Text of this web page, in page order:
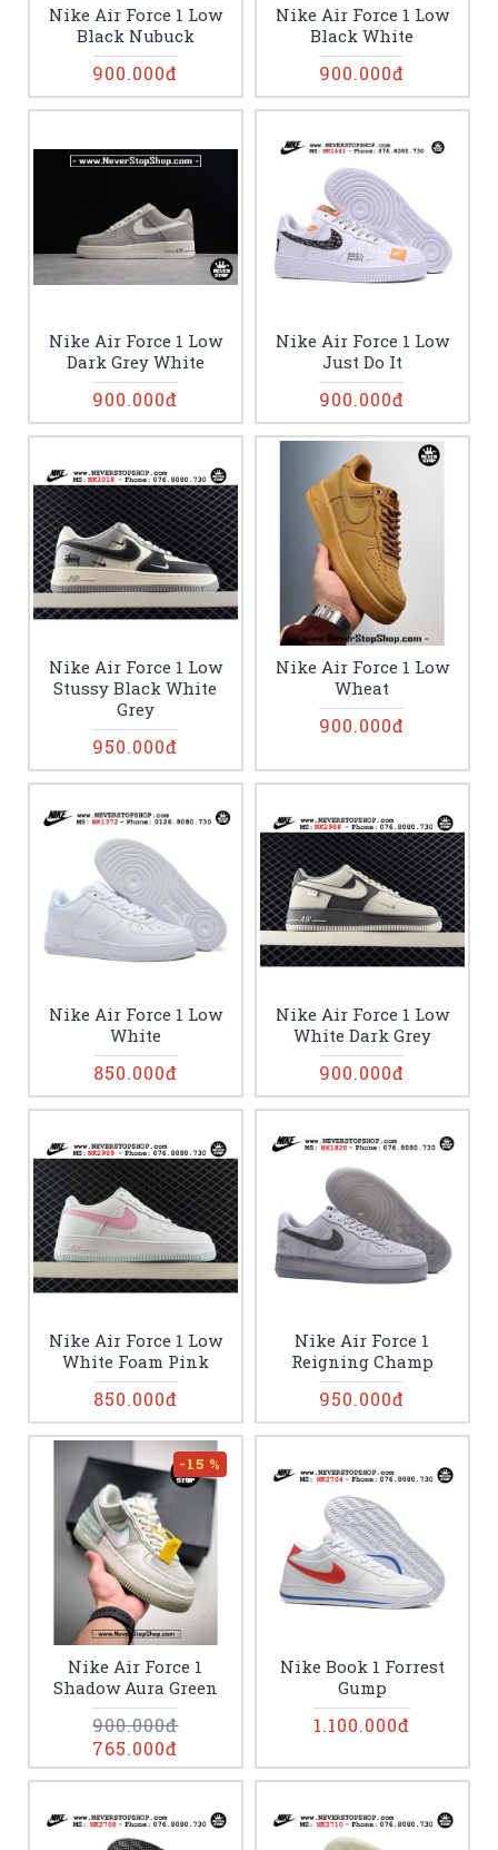
Nike Air Force 1 Low
Black Nubuck
900.000đ
Nike Air Force 1 Low
Black White
900.000đ
Nike Air Force 1 Low
Dark Grey White
900.000đ
Nike Air Force 1 Low
Just Do It
900.000đ
Nike Air Force 1 Low
Stussy Black White
Grey
950.000đ
Nike Air Force 1 Low
Wheat
900.000đ
Nike Air Force 1 Low
White
850.000đ
Nike Air Force 1 Low
White Dark Grey
900.000đ
Nike Air Force 1 Low
White Foam Pink
850.000đ
Nike Air Force 1
Reigning Champ
950.000đ
-15 %
Nike Air Force 1
Shadow Aura Green
765.000đ
900.000đ
Nike Book 1 Forrest
Gump
1.100.000đ